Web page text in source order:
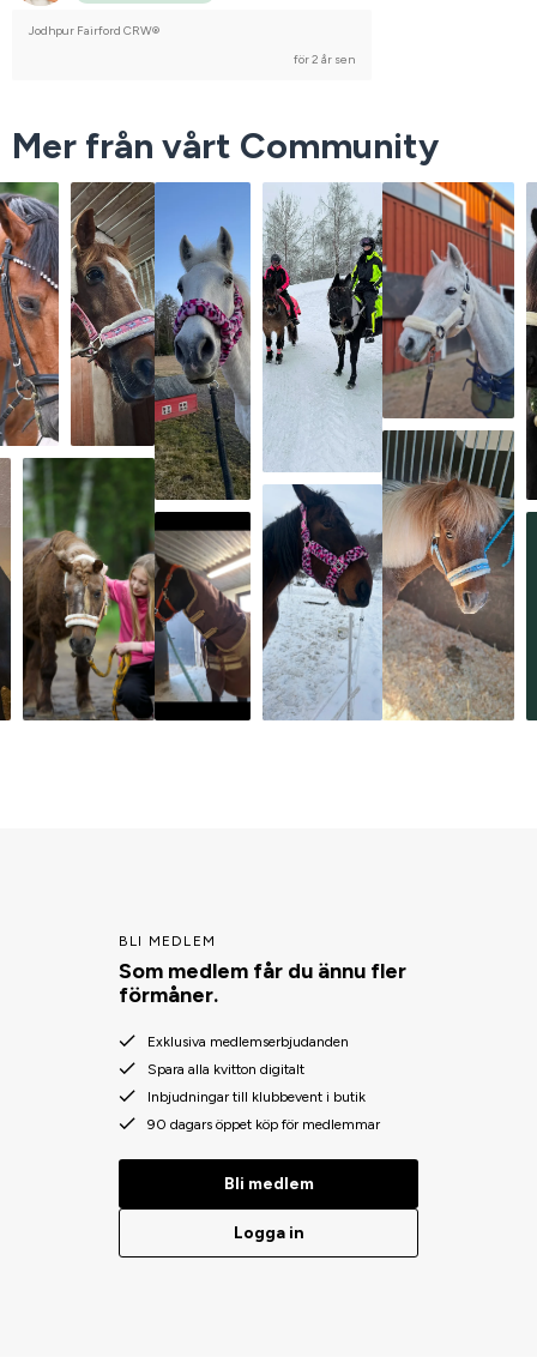
Jodhpur Fairford CRW®
för 2 år sen
Mer från vårt Community
BLI MEDLEM
Som medlem får du ännu fler
förmåner.
Exklusiva medlemserbjudanden
Spara alla kvitton digitalt
Inbjudningar till klubbevent i butik
90 dagars öppet köp för medlemmar
Bli medlem
Logga in